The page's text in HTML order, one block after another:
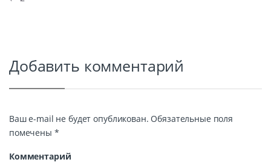
Добавить комментарий
Ваш e-mail не будет опубликован. Обязательные поля
помечены *
Комментарий